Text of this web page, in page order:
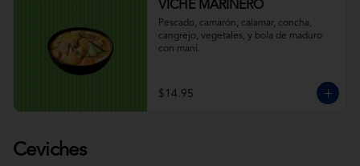
VICHE MARINERO
Pescado, camarón, calamar, concha,
cangrejo, vegetales, y bola de maduro
con maní.
$14.95
Ceviches